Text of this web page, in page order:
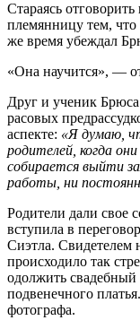
Стараясь
племянницу тем, что
же время убеждал
«Она научится», —
Друг и ученик
расовых
аспекте: «Я думаю,
родителей, когда
собирается выйти
работы, ни
Родители дали свое
вступила в
Сиэтла. Свидетелем
происходило так
одолжить
подвенечного
фотографа.